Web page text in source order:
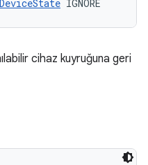
IGNORE
cihaz kuyruğuna geri